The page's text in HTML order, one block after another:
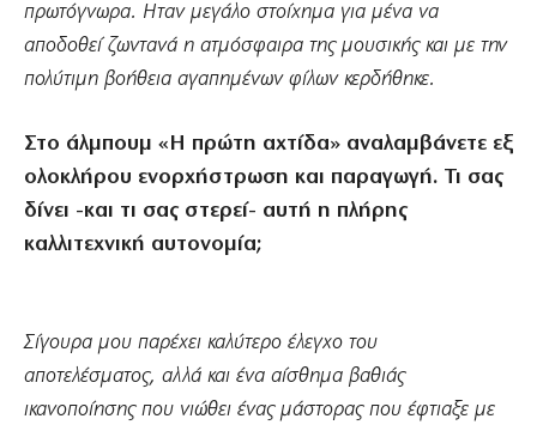
πρωτόγνωρα. Ηταν μεγάλο στοίχημα για μένα να
αποδοθεί ζωντανά η ατμόσφαιρα της μουσικής και με την
πολύτιμη βοήθεια αγαπημένων φίλων κερδήθηκε.
Στο άλμπουμ «Η πρώτη αχτίδα» αναλαμβάνετε εξ
ολοκλήρου ενορχήστρωση και παραγωγή. Τι σας
δίνει -και τι σας στερεί- αυτή η πλήρης
καλλιτεχνική αυτονομία;
Σίγουρα μου παρέχει καλύτερο έλεγχο του
αποτελέσματος, αλλά και ένα αίσθημα βαθιάς
ικανοποίησης που νιώθει ένας μάστορας που έφτιαξε με